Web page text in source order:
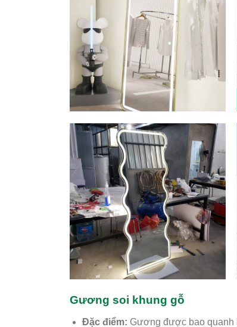
Gương soi khung gỗ
Đặc điểm: Gương được bao quanh